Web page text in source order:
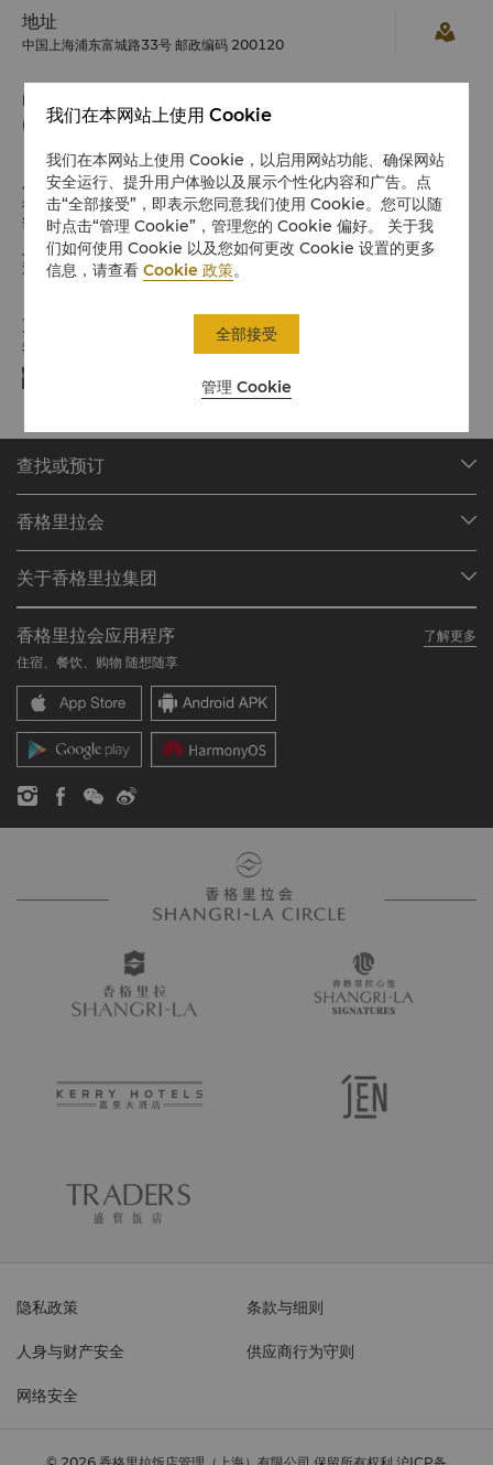
地址
中国上海浦东富城路33号 邮政编码 200120
电话
(86 21) 6882 8888
入住 / 退房
希望您入住愉快
请留意入住/退房时间:
入住：下午2时
退房：中午12时
支付方式
我们接受指定平台的在线支付方式:
查找或预订
查找预订
餐厅与酒吧
香格里拉会
加入香格里拉会
常见问题
联络我们
关于香格里拉集团
我们的酒店品牌
香格里拉中心
香格里拉公寓
联系方式
职业发展
企业社会责任
新闻稿
香格里拉会应用程序
了解更多
住宿、餐饮、购物 随想随享
隐私政策 条款与细则
人身与财产安全 供应商行为守则
网络安全
我们在本网站上使用 Cookie
我们在本网站上使用 Cookie，以启用网站功能、确保网站
安全运行、提升用户体验以及展示个性化内容和广告。点
击“全部接受”，即表示您同意我们使用 Cookie。您可以随
时点击“管理 Cookie”，管理您的 Cookie 偏好。 关于我
们如何使用 Cookie 以及您如何更改 Cookie 设置的更多
信息，请查看Cookie 政策。
管理 Cookie
全部接受